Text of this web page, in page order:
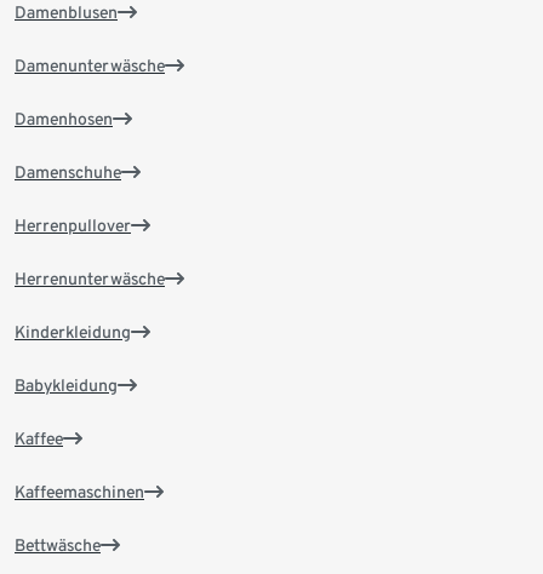
Damenblusen
Damenunterwäsche
Damenhosen
Damenschuhe
Herrenpullover
Herrenunterwäsche
Kinderkleidung
Babykleidung
Kaffee
Kaffeemaschinen
Bettwäsche